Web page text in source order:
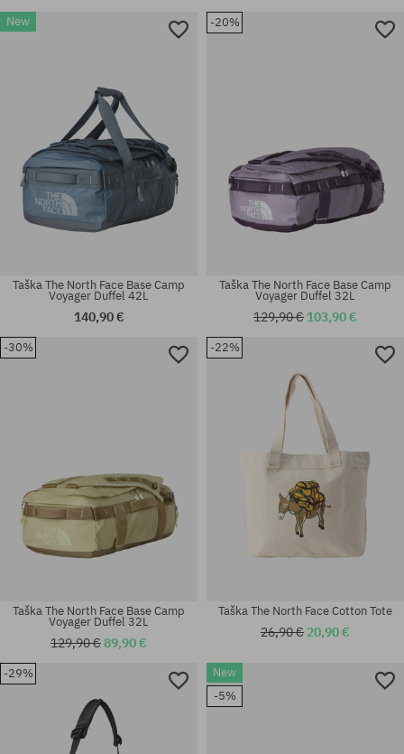
univerzálna veľkosť
New
univerzálna veľkosť
Taška The North Face Base Camp
Voyager Duffel 42L
140,90 €
-20%
univerzálna veľkosť
Taška The North Face Base Camp
Voyager Duffel 32L
129,90 € 103,90 €
-30%
Taška The North Face Base Camp
Voyager Duffel 32L
129,90 €89,90 €
-22%
Taška The North Face Cotton Tote
26,90 € 20,90 €
-29%
New
-5%